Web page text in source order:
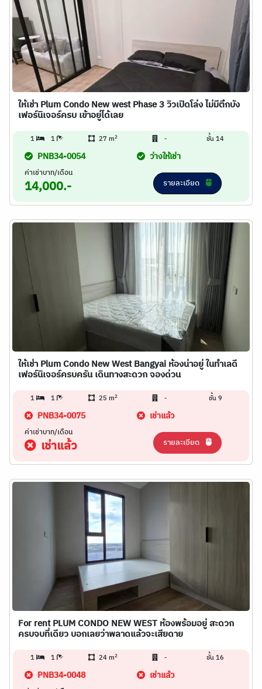
ให้เช่า Plum Condo New west Phase 3 วิวเปิดโล่ง ไม่มีตึกบัง
เฟอร์นิเจอร์ครบ เข้าอยู่ได้เลย
1 1 27 m2 - ชั้น 14
PNB34-0054 ว่างให้เช่า
ค่าเช่าบาท/เดือน
14,000.- รายละเอียด
ให้เช่า Plum Condo New West Bangyai ห้องน่าอยู่ ในทำเลดี
เฟอร์นิเจอร์ครบครัน เดินทางสะดวก จองด่วน
1 1 25 m2 - ชั้น 9
PNB34-0075 เช่าแล้ว
ค่าเช่าบาท/เดือน
เช่าแล้ว รายละเอียด
For rent PLUM CONDO NEW WEST ห้องพร้อมอยู่ สะดวก
ครบจบที่เดียว บอกเลยว่าพลาดแล้วจะเสียดาย
1 1 24 m2 - ชั้น 16
PNB34-0048 เช่าแล้ว